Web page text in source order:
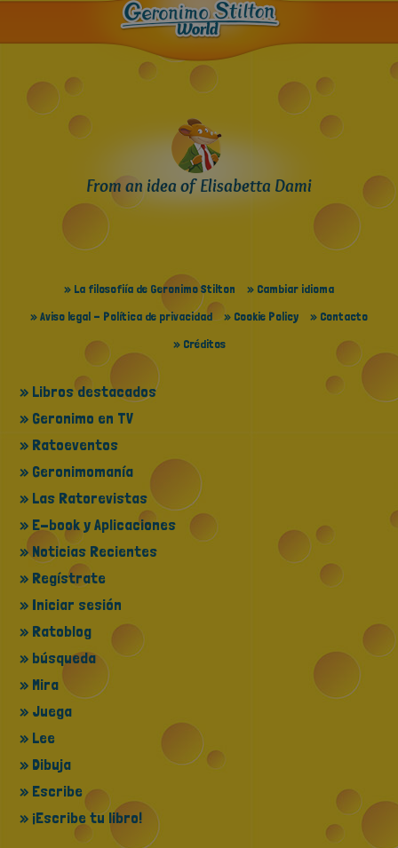
From an idea of Elisabetta Dami
» La filosofiía de Geronimo Stilton
» Cambiar idioma
» Aviso legal - Política de privacidad
» Cookie Policy
» Contacto
» Créditos
» Libros destacados
» Geronimo en TV
» Ratoeventos
» Geronimomanía
» Las Ratorevistas
» E-book y Aplicaciones
» Noticias Recientes
» Regístrate
» Iniciar sesión
» Ratoblog
» búsqueda
» Mira
» Juega
» Lee
» Dibuja
» Escribe
» ¡Escribe tu libro!